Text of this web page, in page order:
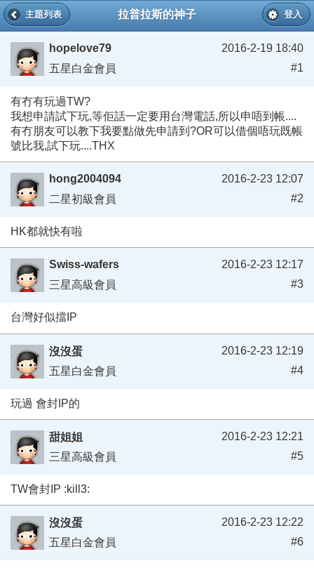
拉普拉斯的神子
主題列表 登入
hopelove79
五星白金會員
2016-2-19 18:40
#1
有冇有玩過TW?
我想申請試下玩,等佢話一定要用台灣電話,所以申唔到帳....
有冇朋友可以教下我要點做先申請到?OR可以借個唔玩既帳
號比我,試下玩....THX
hong2004094
二星初級會員
2016-2-23 12:07
#2
HK都就快有啦
Swiss-wafers
三星高級會員
2016-2-23 12:17
#3
台灣好似擋IP
沒沒蛋
五星白金會員
2016-2-23 12:19
#4
玩過 會封IP的
甜姐姐
三星高級會員
2016-2-23 12:21
#5
TW會封IP :kill3:
沒沒蛋
五星白金會員
2016-2-23 12:22
#6